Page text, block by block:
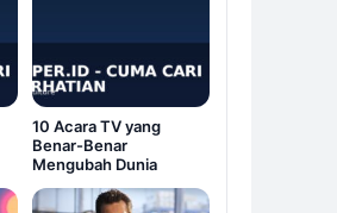
10 Acara TV yang
Benar-Benar
Mengubah Dunia